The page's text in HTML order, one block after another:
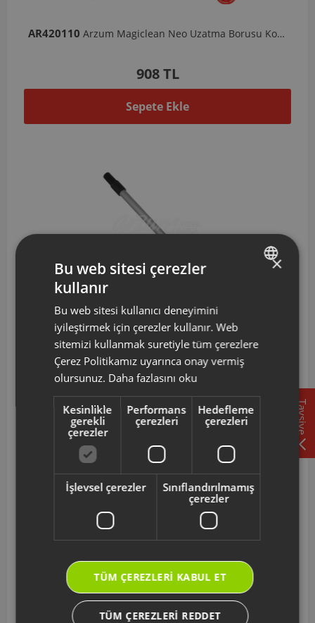
AR420110 Arzum Magiclean Neo Uzatma Borusu Komple
908 TL
Sepete Ekle
AR420515 Arzum Magiclean Power Uzatma Borusu
2.321 TL
Sepete Ekle Tavsiye
×
Bu web sitesi çerezler
kullanır
Bu web sitesi kullanıcı deneyimini
iyileştirmek için çerezler kullanır. Web
sitemizi kullanmak suretiyle tüm çerezlere
Çerez Politikamız uyarınca onay vermiş
olursunuz. Daha fazlasını oku
Kesinlikle
gerekli
çerezler
Performans
çerezleri
Hedefleme
çerezleri
İşlevsel çerezler
Sınıflandırılmamış
çerezler
TÜM ÇEREZLERI KABUL ET
TÜM ÇEREZLERI REDDET